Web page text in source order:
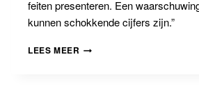
feiten presenteren. Een
kunnen schokkende cijfers zijn.”
LEES MEER DE